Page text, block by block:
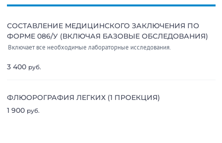
СОСТАВЛЕНИЕ МЕДИЦИНСКОГО ЗАКЛЮЧЕНИЯ ПО
ФОРМЕ 086/У (ВКЛЮЧАЯ БАЗОВЫЕ ОБСЛЕДОВАНИЯ)
Включает все необходимые лабораторные исследования.
3 400 руб.
ФЛЮОРОГРАФИЯ ЛЕГКИХ (1 ПРОЕКЦИЯ)
1 900 руб.